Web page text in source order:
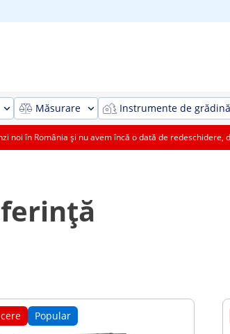
Măsurare Instrumente de
noi în România și nu avem încă o dată de
Popular